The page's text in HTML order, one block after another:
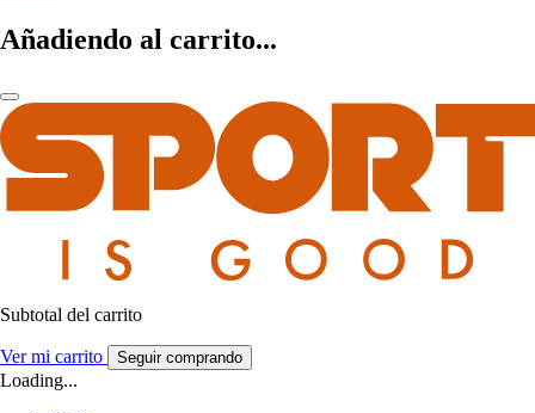
Añadiendo al carrito...
Subtotal del carrito
Ver mi carrito Seguir comprando
Loading...